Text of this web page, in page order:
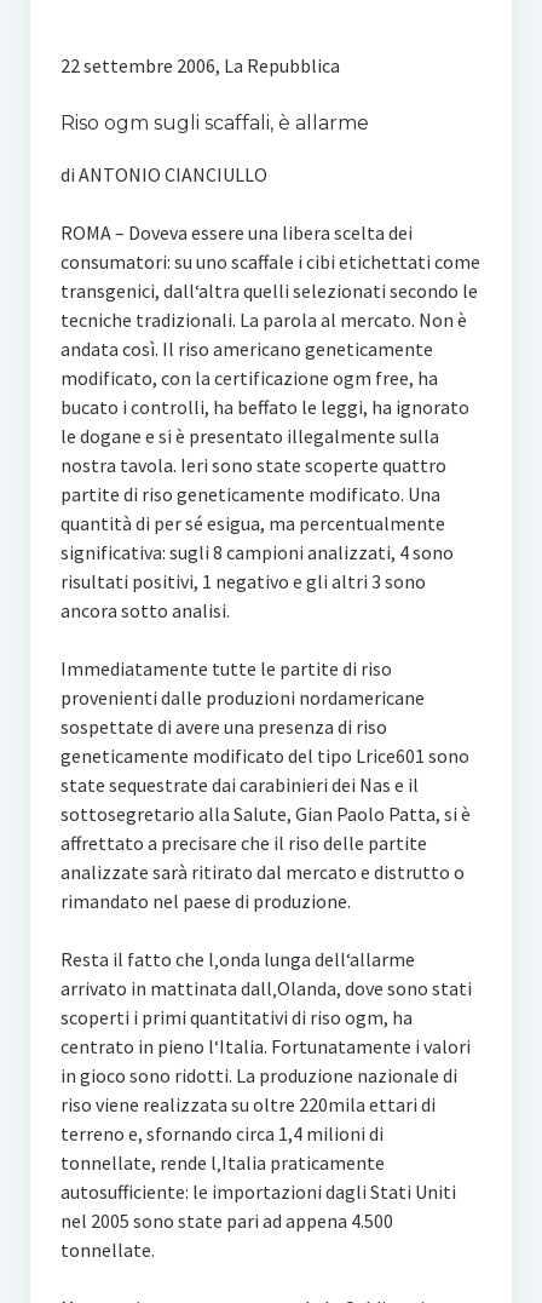
22 settembre 2006, La Repubblica
Riso ogm sugli scaffali, è allarme
di ANTONIO CIANCIULLO
ROMA – Doveva essere una libera scelta dei
consumatori: su uno scaffale i cibi etichettati come
transgenici, dall‘altra quelli selezionati secondo le
tecniche tradizionali. La parola al mercato. Non è
andata così. Il riso americano geneticamente
modificato, con la certificazione ogm free, ha
bucato i controlli, ha beffato le leggi, ha ignorato
le dogane e si è presentato illegalmente sulla
nostra tavola. Ieri sono state scoperte quattro
partite di riso geneticamente modificato. Una
quantità di per sé esigua, ma percentualmente
significativa: sugli 8 campioni analizzati, 4 sono
risultati positivi, 1 negativo e gli altri 3 sono
ancora sotto analisi.
Immediatamente tutte le partite di riso
provenienti dalle produzioni nordamericane
sospettate di avere una presenza di riso
geneticamente modificato del tipo Lrice601 sono
state sequestrate dai carabinieri dei Nas e il
sottosegretario alla Salute, Gian Paolo Patta, si è
affrettato a precisare che il riso delle partite
analizzate sarà ritirato dal mercato e distrutto o
rimandato nel paese di produzione.
Resta il fatto che l‚onda lunga dell‘allarme
arrivato in mattinata dall‚Olanda, dove sono stati
scoperti i primi quantitativi di riso ogm, ha
centrato in pieno l‘Italia. Fortunatamente i valori
in gioco sono ridotti. La produzione nazionale di
riso viene realizzata su oltre 220mila ettari di
terreno e, sfornando circa 1,4 milioni di
tonnellate, rende l‚Italia praticamente
autosufficiente: le importazioni dagli Stati Uniti
nel 2005 sono state pari ad appena 4.500
tonnellate.